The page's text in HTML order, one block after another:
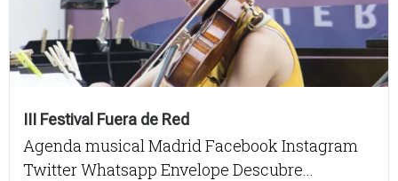
III Festival Fuera de Red
Agenda musical Madrid Facebook Instagram
Twitter Whatsapp Envelope Descubre...